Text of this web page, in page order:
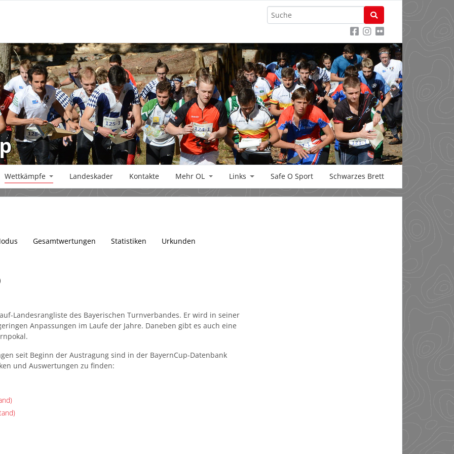
Wettkämpfe Landeskader Kontakte Mehr OL Links Safe O Sport
Schwarzes Brett
Gesamtwertungen Statistiken Urkunden
Landesrangliste des Bayerischen Turnverbandes. Er wird in seiner
Anpassungen im Laufe der Jahre. Daneben gibt es auch eine
seit Beginn der Austragung sind in der BayernCup-Datenbank
und Auswertungen zu finden: